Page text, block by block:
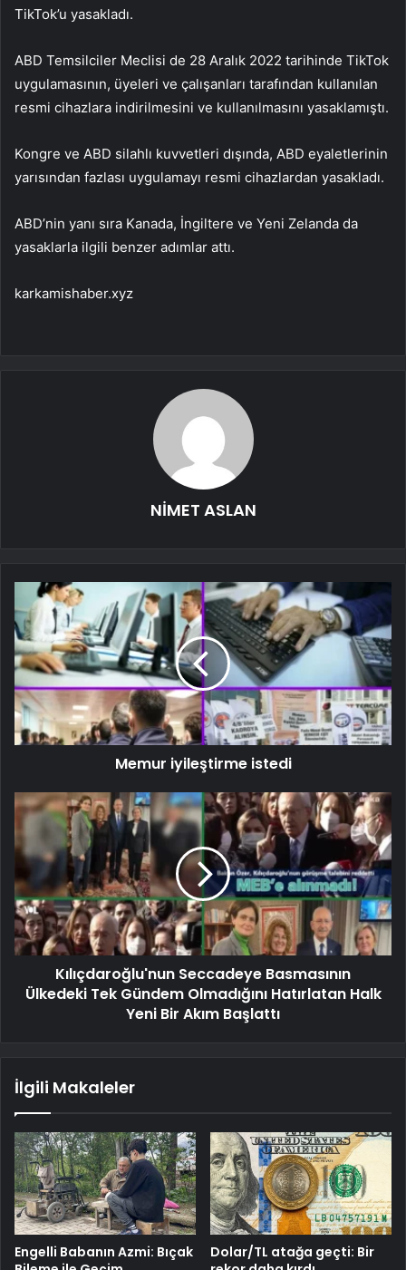
TikTok’u yasakladı.
ABD Temsilciler Meclisi de 28 Aralık 2022 tarihinde TikTok
uygulamasının, üyeleri ve çalışanları tarafından kullanılan
resmi cihazlara indirilmesini ve kullanılmasını yasaklamıştı.
Kongre ve ABD silahlı kuvvetleri dışında, ABD eyaletlerinin
yarısından fazlası uygulamayı resmi cihazlardan yasakladı.
ABD’nin yanı sıra Kanada, İngiltere ve Yeni Zelanda da
yasaklarla ilgili benzer adımlar attı.
karkamishaber.xyz
NİMET ASLAN
Memur iyileştirme istedi
Kılıçdaroğlu'nun Seccadeye Basmasının
Ülkedeki Tek Gündem Olmadığını Hatırlatan Halk
Yeni Bir Akım Başlattı
İlgili Makaleler
Engelli Babanın Azmi: Bıçak
Dolar/TL atağa geçti: Bir